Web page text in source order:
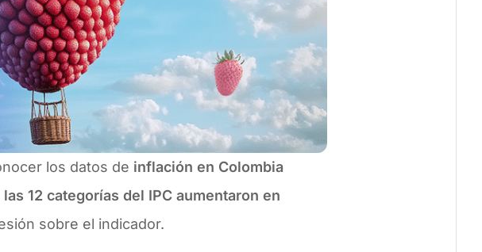
los datos de inflación en Colombia
las 12 categorías del IPC aumentaron en
sobre el indicador.